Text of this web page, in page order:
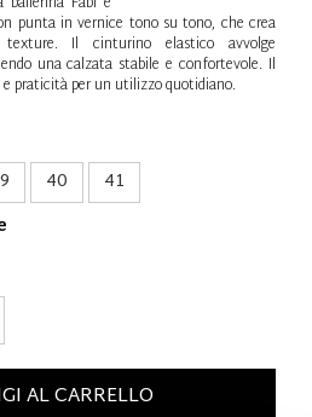
punta in vernice tono su tono, che crea
Il cinturino elastico avvolge
una calzata stabile e confortevole. Il
praticità per un utilizzo quotidiano.
40
41
AL CARRELLO